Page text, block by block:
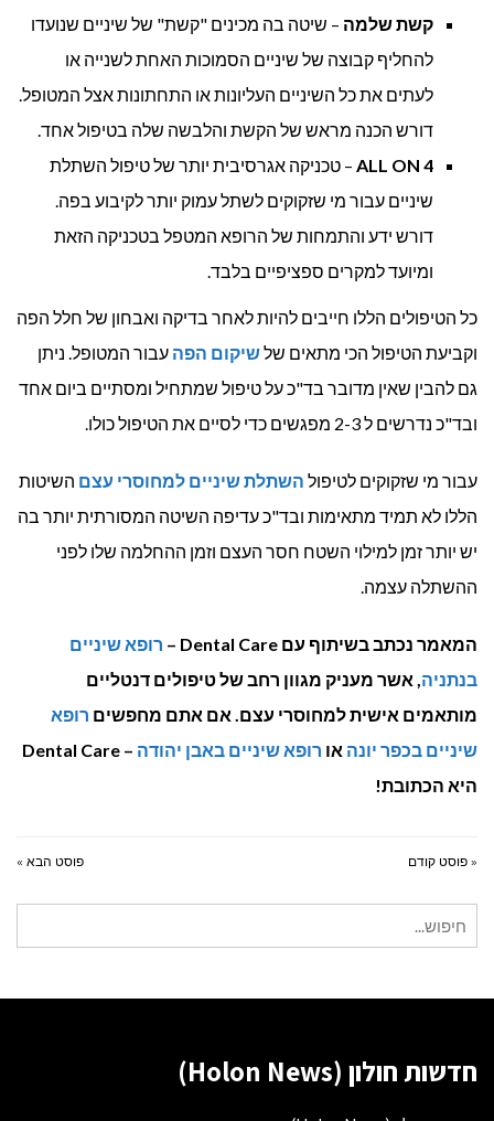
קשת שלמה – שיטה בה מכינים "קשת" של שיניים שנועדו
להחליף קבוצה של שיניים הסמוכות האחת לשנייה או
לעתים את כל השיניים העליונות או התחתונות אצל המטופל.
דורש הכנה מראש של הקשת והלבשה שלה בטיפול אחד.
ALL ON 4 – טכניקה אגרסיבית יותר של טיפול השתלת
שיניים עבור מי שזקוקים לשתל עמוק יותר לקיבוע בפה.
דורש ידע והתמחות של הרופא המטפל בטכניקה הזאת
ומיועד למקרים ספציפיים בלבד.
כל הטיפולים הללו חייבים להיות לאחר בדיקה ואבחון של חלל הפה
וקביעת הטיפול הכי מתאים שלשיקום הפה עבור המטופל. ניתן
גם להבין שאין מדובר בד"כ על טיפול שמתחיל ומסתיים ביום אחד
ובד"כ נדרשים ל 2-3 מפגשים כדי לסיים את הטיפול כולו.
עבור מי שזקוקים לטיפול השתלת שיניים למחוסרי עצם השיטות
הללו לא תמיד מתאימות ובד"כ עדיפה השיטה המסורתית יותר בה
יש יותר זמן למילוי השטח חסר העצם וזמן ההחלמה שלו לפני
ההשתלה עצמה.
המאמר נכתב בשיתוף עם Dental Care –
רופא שיניים
בנתניה, אשר מעניק מגוון רחב של טיפולים דנטליים
מותאמים אישית למחוסרי עצם. אם אתם מחפשים רופא
שיניים בכפר יונה או רופא שיניים באבן יהודה
– Dental Care
היא הכתובת!
« פוסט קודם פוסט הבא »
עבור:
חדשות חולון (Holon News)